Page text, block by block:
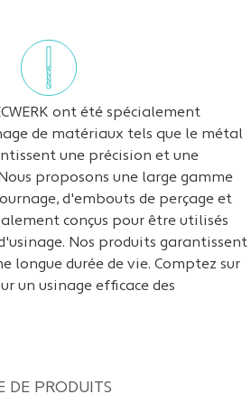
ont été spécialement
de matériaux tels que le métal
une précision et une
proposons une large gamme
d'embouts de perçage et
conçus pour être utilisés
Nos produits garantissent
longue durée de vie. Comptez sur
un usinage efficace des
DE PRODUITS